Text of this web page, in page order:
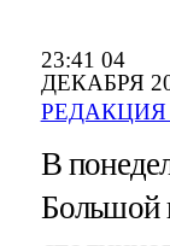
23:41 04
ДЕКАБРЯ
РЕДАКЦИЯ
В
Большой